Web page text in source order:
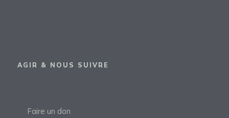
AGIR & NOUS SUIVRE
Faire un don